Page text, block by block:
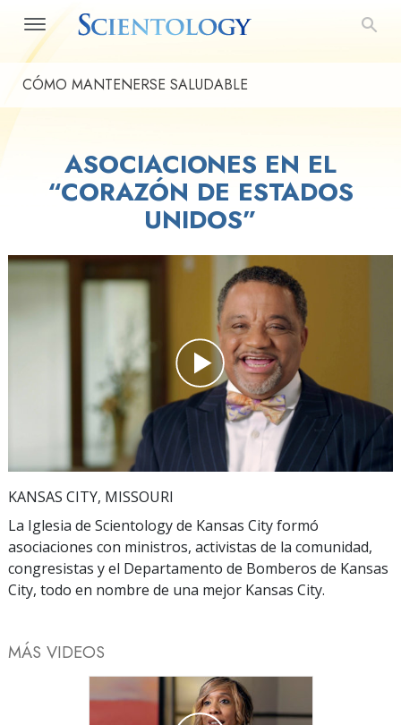
CÓMO MANTENERSE SALUDABLE
ASOCIACIONES EN EL
“CORAZÓN DE ESTADOS
UNIDOS”
Play
Video
KANSAS CITY, MISSOURI
La Iglesia de Scientology de Kansas City formó
asociaciones con ministros, activistas de la comunidad,
congresistas y el Departamento de Bomberos de Kansas
City, todo en nombre de una mejor Kansas City.
MÁS VIDEOS